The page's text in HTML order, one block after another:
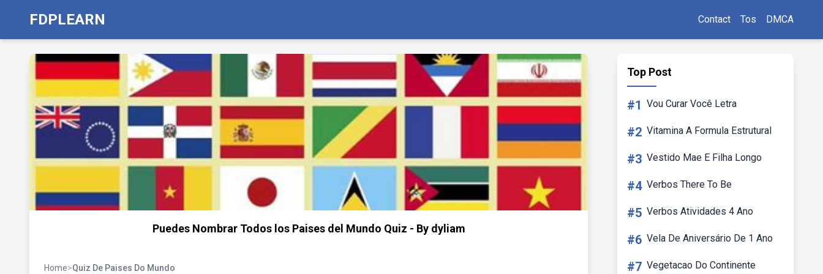
FDPLEARN Contact Tos DMCA
Puedes Nombrar Todos los Paises del Mundo Quiz - By dyliam
Home>Quiz De Paises Do Mundo
Top Post
#1 Vou Curar Você Letra
#2 Vitamina A Formula Estrutural
#3 Vestido Mae E Filha Longo
#4 Verbos There To Be
#5 Verbos Atividades 4 Ano
#6 Vela De Aniversário De 1 Ano
#7 Vegetacao Do Continente